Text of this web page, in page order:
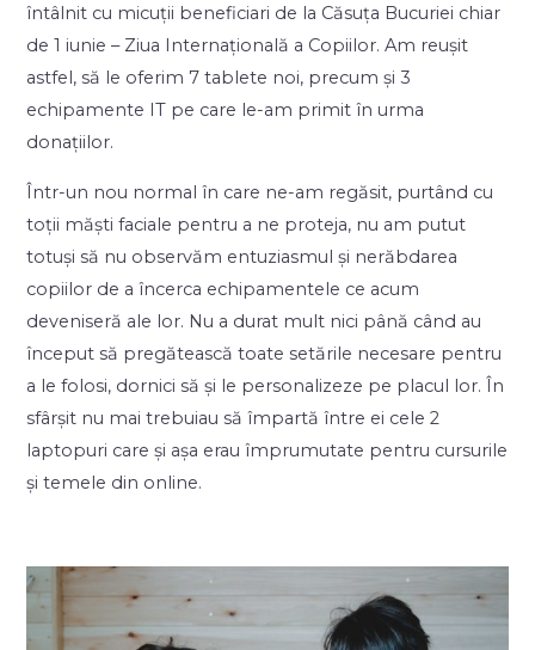
întâlnit cu micuții beneficiari de la Căsuța Bucuriei chiar
de 1 iunie – Ziua Internațională a Copiilor. Am reușit
astfel, să le oferim 7 tablete noi, precum și 3
echipamente IT pe care le-am primit în urma
donațiilor.
Într-un nou normal în care ne-am regăsit, purtând cu
toții măști faciale pentru a ne proteja, nu am putut
totuși să nu observăm entuziasmul și nerăbdarea
copiilor de a încerca echipamentele ce acum
deveniseră ale lor. Nu a durat mult nici până când au
început să pregătească toate setările necesare pentru
a le folosi, dornici să și le personalizeze pe placul lor. În
sfârșit nu mai trebuiau să împartă între ei cele 2
laptopuri care și așa erau împrumutate pentru cursurile
și temele din online.